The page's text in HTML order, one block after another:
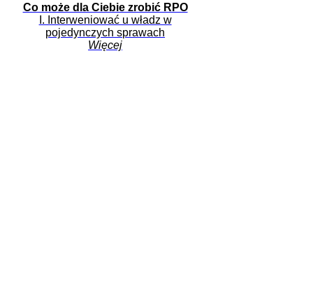
Co może dla Ciebie zrobić RPO
I. Interweniować u władz w
pojedynczych sprawach
Więcej